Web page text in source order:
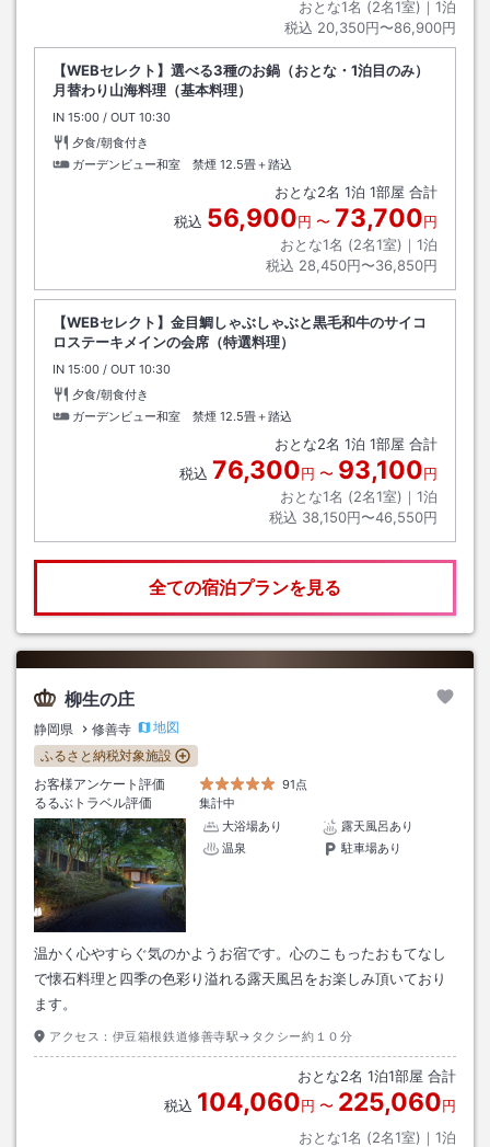
おとな1名 (2名1室)｜ 1泊
税込 20,350円〜86,900円
【WEBセレクト】選べる3種のお鍋（おとな・1泊目のみ）
月替わり山海料理（基本料理）
IN チェックイン
15:00 / OUT チェックアウト
10:30
夕食/朝食付き
ガーデンビュー和室 禁煙 12.5畳＋踏込
おとな2名 1泊 1部屋 合計
税込 56,900円 〜 73,700円
おとな1名 (2名1室)｜ 1泊
税込 28,450円〜36,850円
【WEBセレクト】金目鯛しゃぶしゃぶと黒毛和牛のサイコ
ロステーキメインの会席（特選料理）
IN チェックイン
15:00 / OUT チェックアウト
10:30
夕食/朝食付き
ガーデンビュー和室 禁煙 12.5畳＋踏込
おとな2名 1泊 1部屋 合計
税込 76,300円 〜 93,100円
おとな1名 (2名1室)｜ 1泊
税込 38,150円〜46,550円
全ての宿泊プランを見る
柳生の庄
静岡県 修善寺
地図
ふるさと納税対象施設
お客様アンケート評価
91点
るるぶトラベル評価
集計中
大浴場あり
露天風呂あり
温泉
駐車場あり
温かく心やすらぐ気のかようお宿です。心のこもったおもてなし
で懐石料理と四季の色彩り溢れる露天風呂をお楽しみ頂いており
ます。
アクセス： 伊豆箱根鉄道修善寺駅→タクシー約１０分
おとな2名 1泊1部屋 合計
税込 104,060円 〜 225,060円
おとな1名 (2名1室)｜ 1泊